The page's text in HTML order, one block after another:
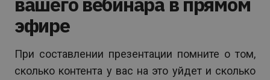
эфире
При составлении презентации помните о том,
сколько контента у вас на это уйдет и сколько